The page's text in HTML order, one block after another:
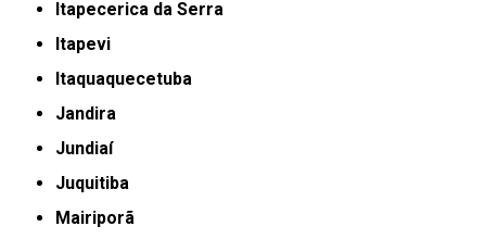
Itapecerica da Serra
Itapevi
Itaquaquecetuba
Jandira
Jundiaí
Juquitiba
Mairiporã